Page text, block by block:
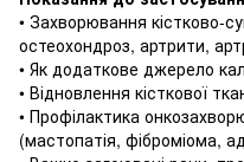
• Захворювання кістково-
остеохондроз, артрити,
• Як додаткове джерело
• Відновлення кісткової
• Профілактика
(мастопатія, фіброміома,